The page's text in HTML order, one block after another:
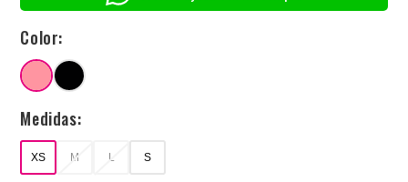
Color:
Medidas:
XS M L S